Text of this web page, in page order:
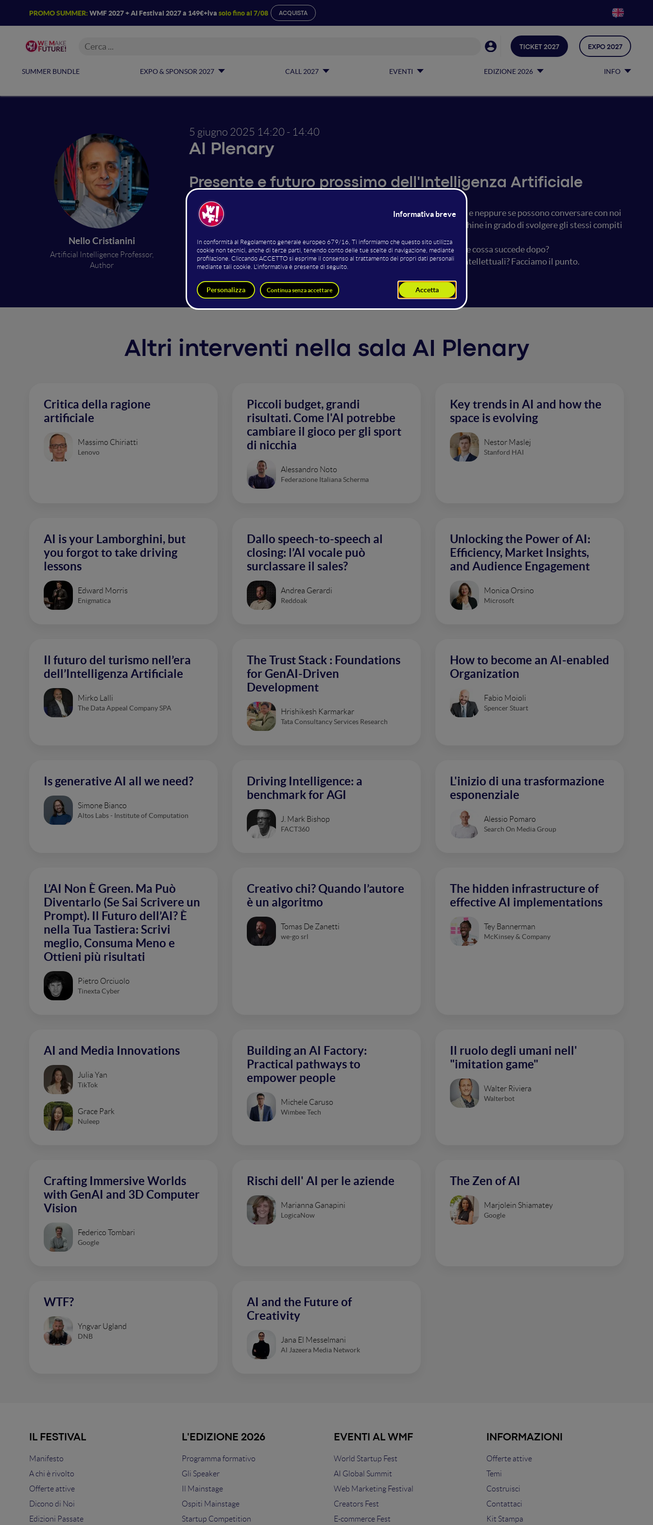
PROMO SUMMER: WMF 2027 + AI Festival 2027 a 149€+iva solo fino al 7/08 ACQUISTA
SUMMER BUNDLE EXPO & SPONSOR 2027 CALL 2027 EVENTI EDIZIONE 2026 INFO
TICKET 2027 EXPO 2027
Nello Cristianini
Artificial Intelligence Professor,
Author
5 giugno 2025 14:20 - 14:40
AI Plenary
Presente e futuro prossimo dell'Intelligenza Artificiale
La domanda nel 2025 non e' piu' se le macchine possono essere intelligenti, e neppure se possono conversare con noi
senza essere riconosciute. Oggi l'ambizione e' aumentata, e si parla di macchine in grado di svolgere gli stessi compiti
degli esseri umani allo stesso livello di competenza.
Che strada si sta seguendo per realizzarle, come si misura il progresso, e che cossa succede dopo?
E’ possibile immaginare un mondo in cui siamo superati in alcuni compiti intellettuali? Facciamo il punto.
Altri interventi nella sala AI Plenary
Critica della ragione
artificiale
Massimo Chiriatti
Lenovo
Piccoli budget, grandi
risultati. Come l'AI potrebbe
cambiare il gioco per gli sport
di nicchia
Alessandro Noto
Federazione Italiana Scherma
Key trends in AI and how the
space is evolving
Nestor Maslej
Stanford HAI
AI is your Lamborghini, but
you forgot to take driving
lessons
Edward Morris
Enigmatica
Dallo speech-to-speech al
closing: l’AI vocale può
surclassare il sales?
Andrea Gerardi
Reddoak
Unlocking the Power of AI:
Efficiency, Market Insights,
and Audience Engagement
Monica Orsino
Microsoft
Il futuro del turismo nell’era
dell’Intelligenza Artificiale
Mirko Lalli
The Data Appeal Company SPA
The Trust Stack : Foundations
for GenAI-Driven
Development
Hrishikesh Karmarkar
Tata Consultancy Services Research
How to become an AI-enabled
Organization
Fabio Moioli
Spencer Stuart
Is generative AI all we need?
Simone Bianco
Altos Labs - Institute of Computation
Driving Intelligence: a
benchmark for AGI
J. Mark Bishop
FACT360
L'inizio di una trasformazione
esponenziale
Alessio Pomaro
Search On Media Group
L’AI Non È Green. Ma Può
Diventarlo (Se Sai Scrivere un
Prompt). Il Futuro dell’AI? È
nella Tua Tastiera: Scrivi
meglio, Consuma Meno e
Ottieni più risultati
Pietro Orciuolo
Tinexta Cyber
Creativo chi? Quando l’autore
è un algoritmo
Tomas De Zanetti
we-go srl
The hidden infrastructure of
effective AI implementations
Tey Bannerman
McKinsey & Company
AI and Media Innovations
Julia Yan
TikTok
Grace Park
Nuleep
Building an AI Factory:
Practical pathways to
empower people
Michele Caruso
Wimbee Tech
Il ruolo degli umani nell'
"imitation game"
Walter Riviera
Walterbot
Crafting Immersive Worlds
with GenAI and 3D Computer
Vision
Federico Tombari
Google
Rischi dell' AI per le aziende
Marianna Ganapini
LogicaNow
The Zen of AI
Marjolein Shiamatey
Google
WTF?
Yngvar Ugland
DNB
AI and the Future of
Creativity
Jana El Messelmani
Al Jazeera Media Network
IL FESTIVAL
Manifesto
A chi è rivolto
Offerte attive
Dicono di Noi
Edizioni Passate
L'EDIZIONE 2026
Programma formativo
Gli Speaker
Il Mainstage
Ospiti Mainstage
Startup Competition
EVENTI AL WMF
World Startup Fest
AI Global Summit
Web Marketing Festival
Creators Fest
E-commerce Fest
INFORMAZIONI
Offerte attive
Temi
Costruisci
Contattaci
Kit Stampa